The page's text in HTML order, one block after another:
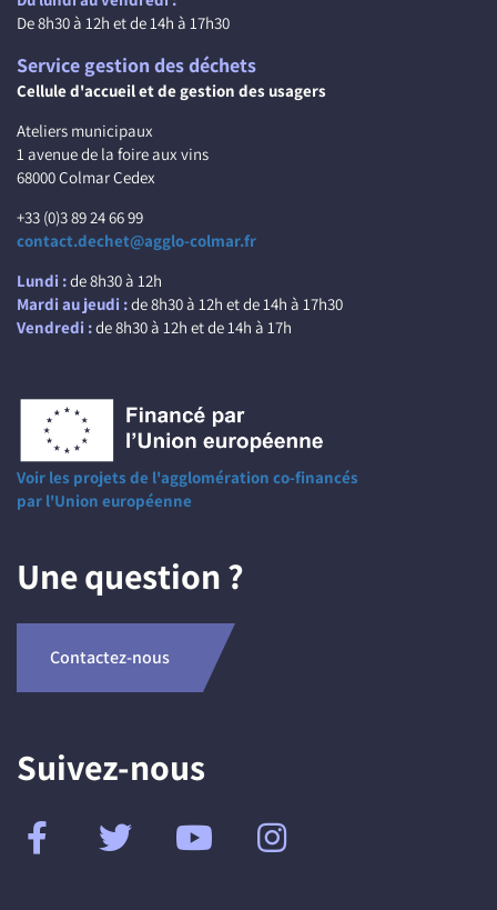
De 8h30 à 12h et de 14h à 17h30
Service gestion des déchets
Cellule d'accueil et de gestion des usagers
Ateliers municipaux
1 avenue de la foire aux vins
68000 Colmar Cedex
+33 (0)3 89 24 66 99
contact.dechet@agglo-colmar.fr
Lundi :de 8h30 à 12h
Mardi au jeudi :de 8h30 à 12h et de 14h à 17h30
Vendredi :de 8h30 à 12h et de 14h à 17h
Voir les projets de l'agglomération co-financés
par l'Union européenne
Une question ?
Contactez-nous
Suivez-nous